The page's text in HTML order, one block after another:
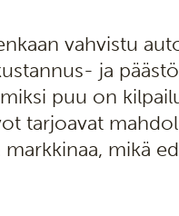
vahvistu
ja
puu on
tarjoavat
mikä